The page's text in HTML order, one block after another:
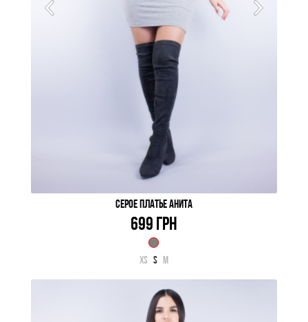
СЕРОЕ ПЛАТЬЕ АНИТА
699 ГРН
XS S M